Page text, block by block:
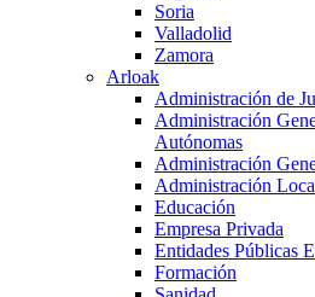
Soria
Valladolid
Zamora
Arloak
Administración de
Administración
Autónomas
Administración
Administración
Educación
Empresa Privada
Entidades Públicas
Formación